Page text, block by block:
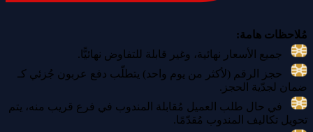
مُلاحظات هامة:
جميع الأسعار نهائية، وغير قابلة للتفاوض نهائيًّا.
حجز الرقم (لأكثر من يوم واحد) يتطلّب دفع عربون جُزئي كـ
ضمان لجدّية الحجز.
في حال طلب العميل مُقابلة المندوب في فرع قريب منه، يتم
تحويل تكاليف المندوب مُقدّمًا.